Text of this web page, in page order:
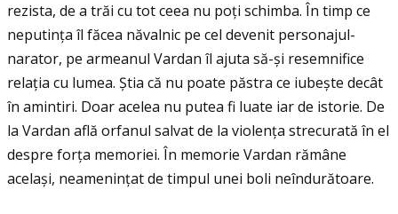
rezista, de a trăi cu tot ceea nu poţi schimba. În timp ce
neputinţa îl făcea năvalnic pe cel devenit personajul-
narator, pe armeanul Vardan îl ajuta să-și resemnifice
relaţia cu lumea. Ştia că nu poate păstra ce iubește decât
în amintiri. Doar acelea nu putea fi luate iar de istorie. De
la Vardan află orfanul salvat de la violenţa strecurată în el
despre forţa memoriei. În memorie Vardan rămâne
același, neameninţat de timpul unei boli neîndurătoare.